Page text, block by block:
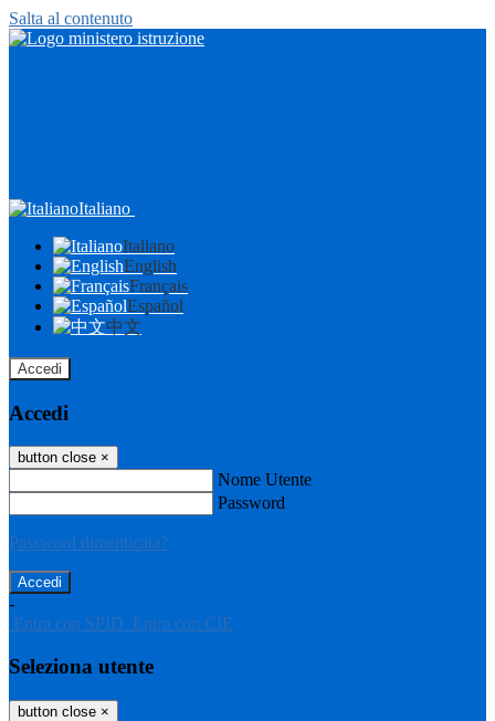
Salta al contenuto
Italiano
Italiano
English
Français
Español
中文
Accedi
Accedi
button close ×
Nome Utente
Password
Password dimenticata?
-
Entra con SPID Entra con CIE
Seleziona utente
button close ×